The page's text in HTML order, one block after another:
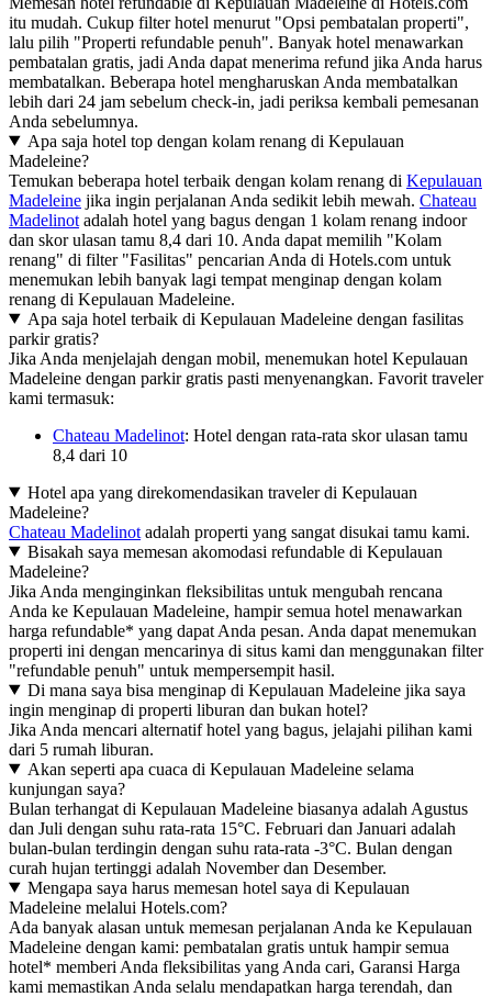
itu mudah. Cukup filter hotel menurut "Opsi pembatalan properti",
lalu pilih "Properti refundable penuh". Banyak hotel menawarkan
pembatalan gratis, jadi Anda dapat menerima refund jika Anda harus
membatalkan. Beberapa hotel mengharuskan Anda membatalkan
lebih dari 24 jam sebelum check-in, jadi periksa kembali pemesanan
Anda sebelumnya.
Apa saja hotel top dengan kolam renang di Kepulauan
Madeleine?
Temukan beberapa hotel terbaik dengan kolam renang di Kepulauan
Madeleine jika ingin perjalanan Anda sedikit lebih mewah. Chateau
Madelinot adalah hotel yang bagus dengan 1 kolam renang indoor
dan skor ulasan tamu 8,4 dari 10. Anda dapat memilih "Kolam
renang" di filter "Fasilitas" pencarian Anda di Hotels.com untuk
menemukan lebih banyak lagi tempat menginap dengan kolam
renang di Kepulauan Madeleine.
Apa saja hotel terbaik di Kepulauan Madeleine dengan fasilitas
parkir gratis?
Jika Anda menjelajah dengan mobil, menemukan hotel Kepulauan
Madeleine dengan parkir gratis pasti menyenangkan. Favorit traveler
kami termasuk:
Chateau Madelinot: Hotel dengan rata-rata skor ulasan tamu
8,4 dari 10
Hotel apa yang direkomendasikan traveler di Kepulauan
Madeleine?
Chateau Madelinot adalah properti yang sangat disukai tamu kami.
Bisakah saya memesan akomodasi refundable di Kepulauan
Madeleine?
Jika Anda menginginkan fleksibilitas untuk mengubah rencana
Anda ke Kepulauan Madeleine, hampir semua hotel menawarkan
harga refundable* yang dapat Anda pesan. Anda dapat menemukan
properti ini dengan mencarinya di situs kami dan menggunakan filter
"refundable penuh" untuk mempersempit hasil.
Di mana saya bisa menginap di Kepulauan Madeleine jika saya
ingin menginap di properti liburan dan bukan hotel?
Jika Anda mencari alternatif hotel yang bagus, jelajahi pilihan kami
dari 5 rumah liburan.
Akan seperti apa cuaca di Kepulauan Madeleine selama
kunjungan saya?
Bulan terhangat di Kepulauan Madeleine biasanya adalah Agustus
dan Juli dengan suhu rata-rata 15°C. Februari dan Januari adalah
bulan-bulan terdingin dengan suhu rata-rata -3°C. Bulan dengan
curah hujan tertinggi adalah November dan Desember.
Mengapa saya harus memesan hotel saya di Kepulauan
Madeleine melalui Hotels.com?
Ada banyak alasan untuk memesan perjalanan Anda ke Kepulauan
Madeleine dengan kami: pembatalan gratis untuk hampir semua
hotel* memberi Anda fleksibilitas yang Anda cari, Garansi Harga
kami memastikan Anda selalu mendapatkan harga terendah, dan